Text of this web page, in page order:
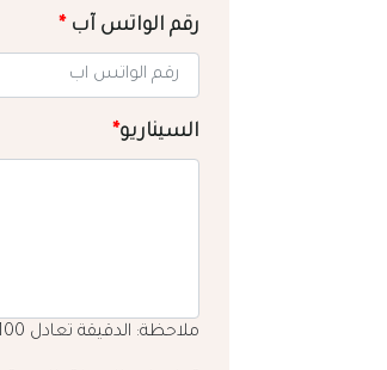
رقم الواتس آب*
السيناريو*
ملاحظة: الدقيقة تعادل 100 كلمة باللغة العربية